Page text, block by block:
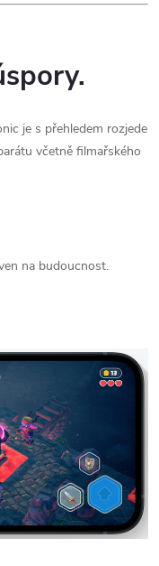
je s přehledem rozjede
včetně filmařského
na budoucnost.